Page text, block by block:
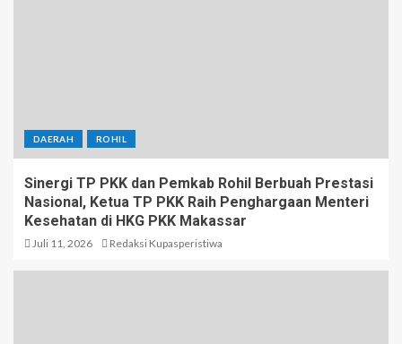
DAERAH ROHIL
Sinergi TP PKK dan Pemkab Rohil Berbuah Prestasi
Nasional, Ketua TP PKK Raih Penghargaan Menteri
Kesehatan di HKG PKK Makassar
Juli 11, 2026 Redaksi Kupasperistiwa